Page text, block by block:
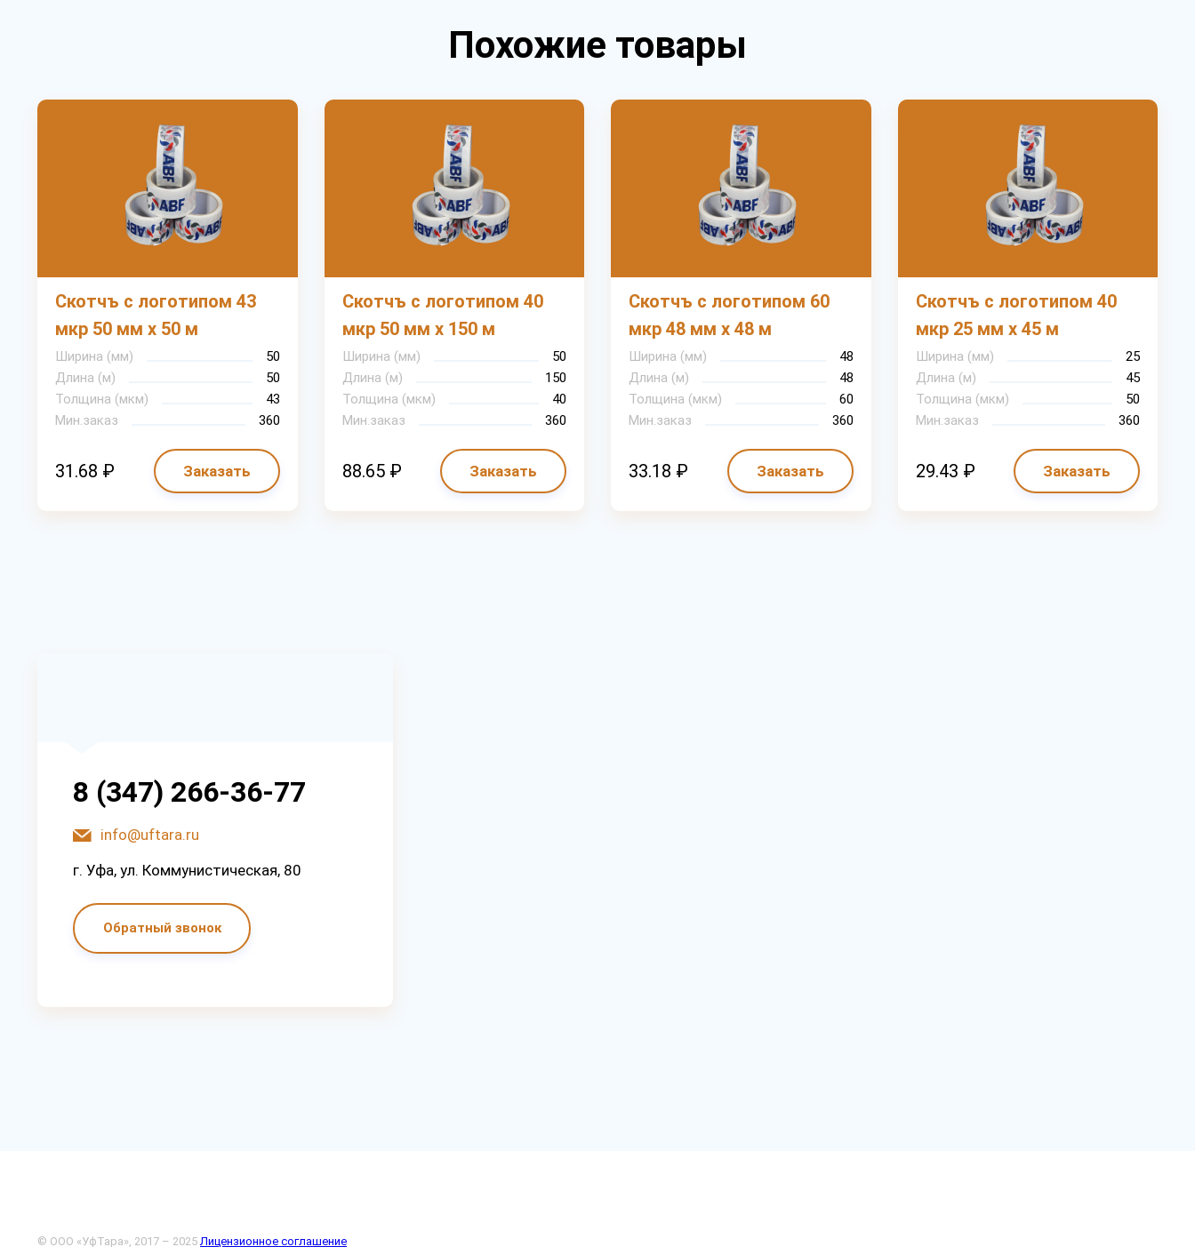
Похожие товары
Скотчъ с логотипом 43
мкр 50 мм х 50 м
Ширина (мм)
50
Длина (м)
50
Толщина (мкм)
43
Мин.заказ
360
31.68 ₽ Заказать
Скотчъ с логотипом 40
мкр 50 мм х 150 м
Ширина (мм)
50
Длина (м)
150
Толщина (мкм)
40
Мин.заказ
360
88.65 ₽ Заказать
Скотчъ с логотипом 60
мкр 48 мм х 48 м
Ширина (мм)
48
Длина (м)
48
Толщина (мкм)
60
Мин.заказ
360
33.18 ₽ Заказать
Скотчъ с логотипом 40
мкр 25 мм х 45 м
Ширина (мм)
25
Длина (м)
45
Толщина (мкм)
50
Мин.заказ
360
29.43 ₽ Заказать
8 (347) 266-36-77
info@uftara.ru
г. Уфа, ул. Коммунистическая, 80
Обратный звонок
© ООО «УфТара», 2017 – 2025 Лицензионное соглашение